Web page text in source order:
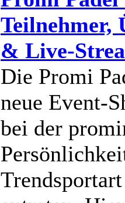
Teilnehmer,
& Live-
Die Promi
neue Event-
bei der